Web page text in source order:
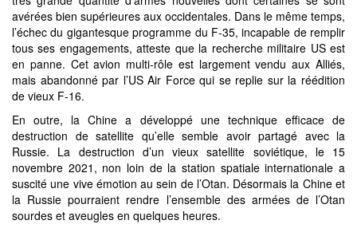
avérées bien supérieures aux occidentales. Dans le même temps,
l’échec du gigantesque programme du F-35, incapable de remplir
tous ses engagements, atteste que la recherche militaire US est
en panne. Cet avion multi-rôle est largement vendu aux Alliés,
mais abandonné par l’US Air Force qui se replie sur la réédition
de vieux F-16.
En outre, la Chine a développé une technique efficace de
destruction de satellite qu’elle semble avoir partagé avec la
Russie. La destruction d’un vieux satellite soviétique, le 15
novembre 2021, non loin de la station spatiale internationale a
suscité une vive émotion au sein de l’Otan. Désormais la Chine et
la Russie pourraient rendre l’ensemble des armées de l’Otan
sourdes et aveugles en quelques heures.